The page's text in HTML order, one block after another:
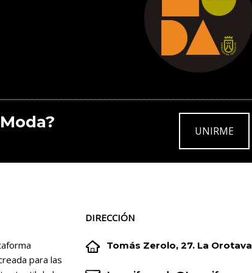
UNIRME
para las
DIRECCIÓN

 Tomás Zerolo, 27. La Orotava